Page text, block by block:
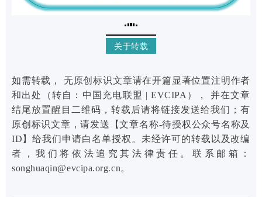
关于转载
如需转载， 无原创标识文章请在开篇显著位置注明作者
和出处（转自：中国充电联盟 | EVCIPA）， 并在文章
结尾放置醒目二维码，转载后请将链接发送给我们；有
原创标识文章，请发送【文章名称-待授权公众号名称及
ID】给我们申请白名单授权。未经许可的转载以及改编
者，我们将依法追究其法律责任。联系邮箱：
songhuaqin@evcipa.org.cn。